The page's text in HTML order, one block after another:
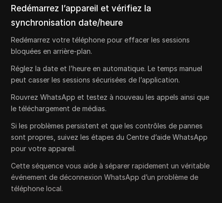
Redémarrez l’appareil et vérifiez la
synchronisation date/heure
Redémarrez votre téléphone pour effacer les sessions
bloquées en arrière-plan.
Réglez la date et l’heure en automatique. Le temps manuel
peut casser les sessions sécurisées de l’application.
Rouvrez WhatsApp et testez à nouveau les appels ainsi que
le téléchargement de médias.
Si les problèmes persistent et que les contrôles de pannes
sont propres, suivez les étapes du Centre d’aide WhatsApp
pour votre appareil.
Cette séquence vous aide à séparer rapidement un véritable
événement de déconnexion WhatsApp d’un problème de
téléphone local.